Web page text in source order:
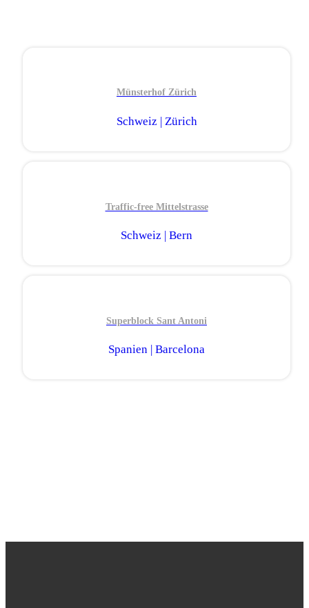
Münsterhof Zürich
Schweiz | Zürich
Traffic-free Mittelstrasse
Schweiz | Bern
Superblock Sant Antoni
Spanien | Barcelona